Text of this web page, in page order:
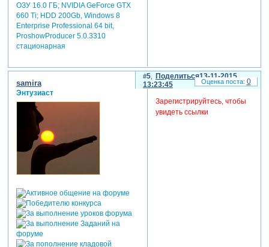
ОЗУ 16.0 ГБ; NVIDIA GeForce GTX
660 Ti; HDD 200Gb, Windows 8
Enterprise Professional 64 bit,
ProshowProducer 5.0.3310
стационарная
Поделиться
5
13-11-2015
13:23:45
samira
Энтузиаст
Зарегистрируйтесь, чтобы
увидеть ссылки
0